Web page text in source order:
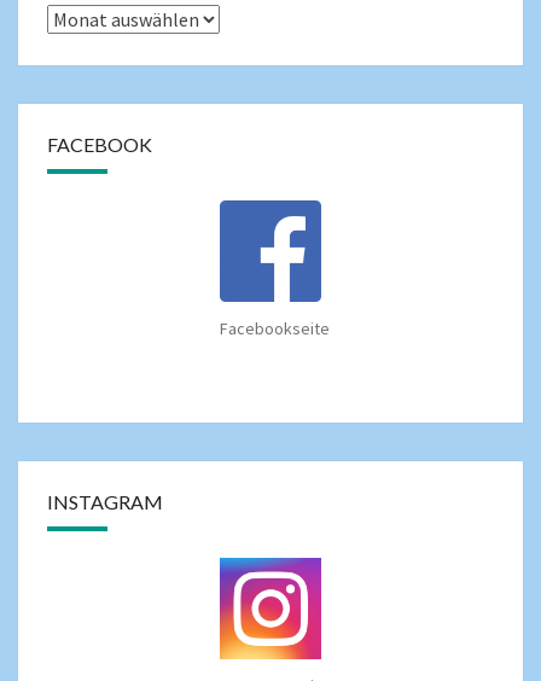
FACEBOOK
Facebookseite
INSTAGRAM